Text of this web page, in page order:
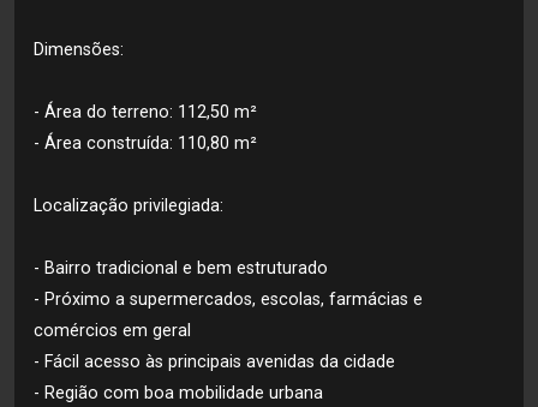
Dimensões:
- Área do terreno: 112,50 m²
- Área construída: 110,80 m²
Localização privilegiada:
- Bairro tradicional e bem estruturado
- Próximo a supermercados, escolas, farmácias e
comércios em geral
- Fácil acesso às principais avenidas da cidade
- Região com boa mobilidade urbana